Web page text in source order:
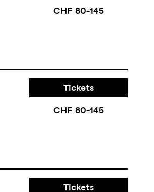
CHF 80-145
Tickets
CHF 80-145
Tickets